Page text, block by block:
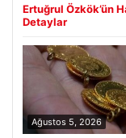
Ertuğrul Özkök’ün
Detaylar
Ağustos 5, 2026